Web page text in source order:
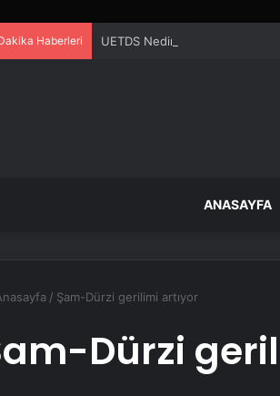
Haberleri UETDS Nedir ? Uetds.com İle
ANASAYFA
/ Şam-Dürzi gerilimi artıyor
Dürzi